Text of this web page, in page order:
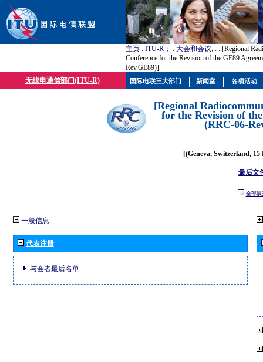
主页 : ITU-R ； : 大会和会议; : : [Regional
Conference for the Revision of the GE89
Rev.GE89)]
无线电通信部门(ITU-R)
[Regional
for the Revision of
(RRC-06-
[(Geneva, Switzerland, 15
最后文
全部展
一般信息
代表注册
与会者最后名单
国际电联三大部门 新闻室 各项活动